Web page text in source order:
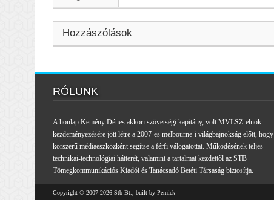
Hozzászólások
RÓLUNK
A honlap Kemény Dénes akkori szövetségi kapitány, volt MVLSZ-elnök
kezdeményezésére jött létre a 2007-es melbourne-i világbajnokság előtt, hogy
korszerű médiaeszközként segítse a férfi válogatottat. Működésének teljes
technikai-technológiai hátterét, valamint a tartalmat kezdettől az STB
Tömegkommunikációs Kiadói és Tanácsadó Betéti Társaság biztosítja.
Copyright © 2007-2026 Stb Bt., built by Pernick